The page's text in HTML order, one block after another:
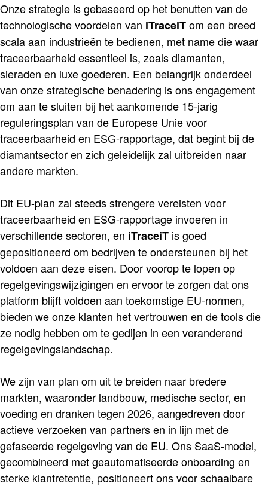
Onze strategie is gebaseerd op het benutten van de
technologische voordelen van iTraceiTom een breed
scala aan industrieën te bedienen, met name die waar
traceerbaarheid essentieel is, zoals diamanten,
sieraden en luxe goederen. Een belangrijk onderdeel
van onze strategische benadering is ons engagement
om aan te sluiten bij het aankomende 15-jarig
reguleringsplan van de Europese Unie voor
traceerbaarheid en ESG-rapportage, dat begint bij de
diamantsector en zich geleidelijk zal uitbreiden naar
andere markten.
Dit EU-plan zal steeds strengere vereisten voor
traceerbaarheid en ESG-rapportage invoeren in
verschillende sectoren, en iTraceiT is goed
gepositioneerd om bedrijven te ondersteunen bij het
voldoen aan deze eisen. Door voorop te lopen op
regelgevingswijzigingen en ervoor te zorgen dat ons
platform blijft voldoen aan toekomstige EU-normen,
bieden we onze klanten het vertrouwen en de tools die
ze nodig hebben om te gedijen in een veranderend
regelgevingslandschap.
We zijn van plan om uit te breiden naar bredere
markten, waaronder landbouw, medische sector, en
voeding en dranken tegen 2026, aangedreven door
actieve verzoeken van partners en in lijn met de
gefaseerde regelgeving van de EU. Ons SaaS-model,
gecombineerd met geautomatiseerde onboarding en
sterke klantretentie, positioneert ons voor schaalbare